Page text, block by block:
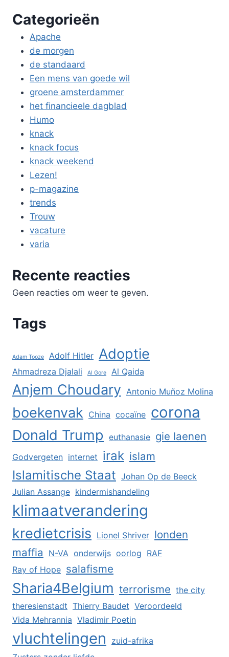
Categorieën
Apache
de morgen
de standaard
Een mens van goede wil
groene amsterdammer
het financieele dagblad
Humo
knack
knack focus
knack weekend
Lezen!
p-magazine
trends
Trouw
vacature
varia
Recente reacties
Geen reacties om weer te geven.
Tags
Adam Tooze Adolf Hitler Adoptie
Ahmadreza Djalali Al Gore Al Qaida
Anjem Choudary Antonio Muñoz Molina
boekenvak China cocaïne corona
Donald Trump euthanasie gie laenen
Godvergeten internet irak islam
Islamitische Staat Johan Op de Beeck
Julian Assange kindermishandeling
klimaatverandering
kredietcrisis Lionel Shriver londen
maffia
N-VA onderwijs oorlog RAF
Ray of Hope salafisme
Sharia4Belgium terrorisme the city
theresienstadt Thierry Baudet Veroordeeld
Vida Mehrannia Vladimir Poetin
vluchtelingen
zuid-afrika